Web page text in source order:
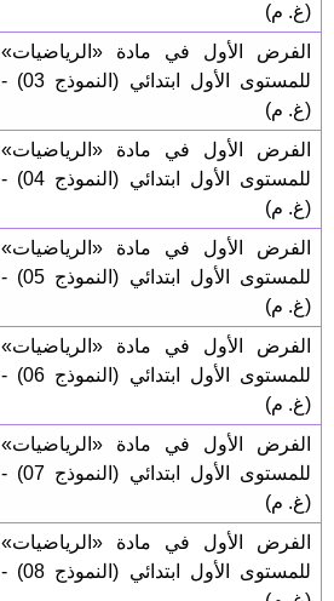
(غ. م)
الفرض الأول في مادة «الرياضيات»
للمستوى الأول ابتدائي (النموذج 03) -
(غ. م)
الفرض الأول في مادة «الرياضيات»
للمستوى الأول ابتدائي (النموذج 04) -
(غ. م)
الفرض الأول في مادة «الرياضيات»
للمستوى الأول ابتدائي (النموذج 05) -
(غ. م)
الفرض الأول في مادة «الرياضيات»
للمستوى الأول ابتدائي (النموذج 06) -
(غ. م)
الفرض الأول في مادة «الرياضيات»
للمستوى الأول ابتدائي (النموذج 07) -
(غ. م)
الفرض الأول في مادة «الرياضيات»
للمستوى الأول ابتدائي (النموذج 08) -